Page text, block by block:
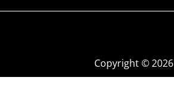
Copyright © 2026